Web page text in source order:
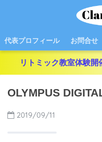
代表プロフィール お問合せ
リトミック教室体験
OLYMPUS
2019/09/11